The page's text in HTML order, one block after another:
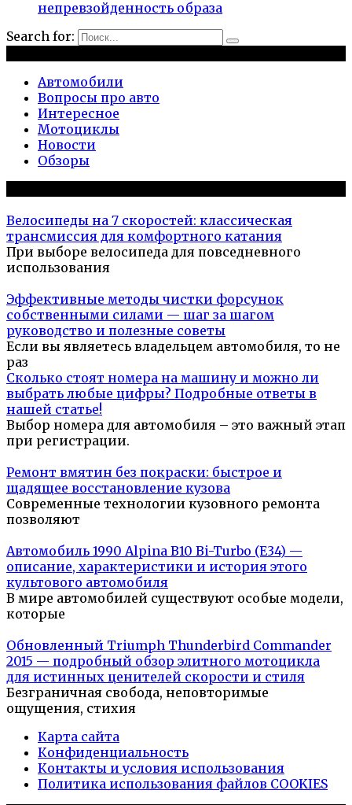
непревзойденность образа
Search for:
Автомобили
Вопросы про авто
Интересное
Мотоциклы
Новости
Обзоры
Велосипеды на 7 скоростей: классическая
трансмиссия для комфортного катания
При выборе велосипеда для повседневного
использования
Эффективные методы чистки форсунок
собственными силами — шаг за шагом
руководство и полезные советы
Если вы являетесь владельцем автомобиля, то не
раз
Сколько стоят номера на машину и можно ли
выбрать любые цифры? Подробные ответы в
нашей статье!
Выбор номера для автомобиля – это важный этап
при регистрации.
Ремонт вмятин без покраски: быстрое и
щадящее восстановление кузова
Современные технологии кузовного ремонта
позволяют
Автомобиль 1990 Alpina B10 Bi-Turbo (E34) —
описание, характеристики и история этого
культового автомобиля
В мире автомобилей существуют особые модели,
которые
Обновленный Triumph Thunderbird Commander
2015 — подробный обзор элитного мотоцикла
для истинных ценителей скорости и стиля
Безграничная свобода, неповторимые
ощущения, стихия
Карта сайта
Конфиденциальность
Контакты и условия использования
Политика использования файлов COOKIES